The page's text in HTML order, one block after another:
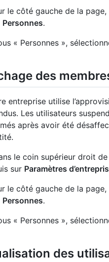
le côté gauche de la
Personnes.
« Personnes »,
des
entreprise utilise
Les utilisateurs
après avoir été
le coin supérieur droit
sur Paramètres
le côté gauche de la
Personnes.
« Personnes »,
des